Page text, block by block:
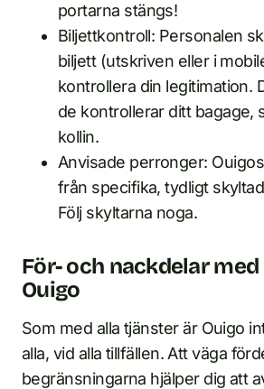
portarna stängs!
Biljettkontroll: Personalen
biljett (utskriven eller i
kontrollera din legitimation.
de kontrollerar ditt bagage,
kollin.
Anvisade perronger:
från specifika, tydligt
Följ skyltarna noga.
För- och nackdelar
Ouigo
Som med alla tjänster är Ouigo
alla, vid alla tillfällen. Att väga
begränsningarna hjälper dig att